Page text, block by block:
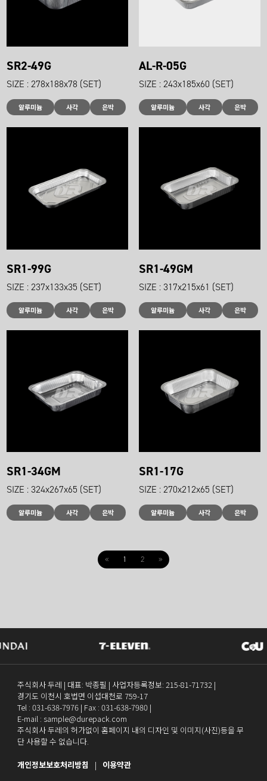
SR2-49G
SIZE : 278x188x78 (SET)
알루미늄 사각 은박
AL-R-05G
SIZE : 243x185x60 (SET)
알루미늄 사각 은박
SR1-99G
SIZE : 237x133x35 (SET)
알루미늄 사각 은박
SR1-49GM
SIZE : 317x215x61 (SET)
알루미늄 사각 은박
SR1-34GM
SIZE : 324x267x65 (SET)
알루미늄 사각 은박
SR1-17G
SIZE : 270x212x65 (SET)
알루미늄 사각 은박
« 1 2 »
주식회사 두레 | 대표: 박종필 | 사업자등록정보: 215-81-71732 |
경기도 이천시 호법면 이섭대천로 759-17
Tel : 031-638-7976| Fax : 031-638-7980|
E-mail : sample@durepack.com
주식회사 두레의 허가없이 홈페이지 내의 디자인 및 이미지(사진)등을 무
단 사용할 수 없습니다.
개인정보보호처리방침 | 이용약관